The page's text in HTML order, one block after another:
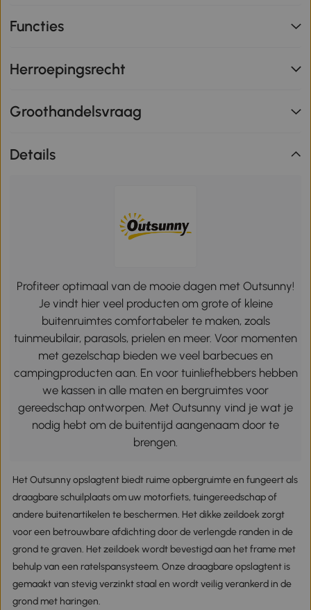
Functies
Herroepingsrecht
Groothandelsvraag
Details
Profiteer optimaal van de mooie dagen met Outsunny!
Je vindt hier veel producten om grote of kleine
buitenruimtes comfortabeler te maken, zoals
tuinmeubilair, parasols, prielen en meer. Voor momenten
met gezelschap bieden we veel barbecues en
campingproducten aan. En voor tuinliefhebbers hebben
we kassen in alle maten en bergruimtes voor
gereedschap ontworpen. Met Outsunny vind je wat je
nodig hebt om de buitentijd aangenaam door te
brengen.
Het Outsunny opslagtent biedt ruime opbergruimte en fungeert als
draagbare schuilplaats om uw motorfiets, tuingereedschap of
andere buitenartikelen te beschermen. Het dikke zeildoek zorgt
voor een betrouwbare afdichting door de verlengde randen in de
grond te graven. Het zeildoek wordt bevestigd aan het frame met
behulp van een ratelspansysteem. Onze draagbare opslagtent is
gemaakt van stevig verzinkt staal en wordt veilig verankerd in de
grond met haringen.